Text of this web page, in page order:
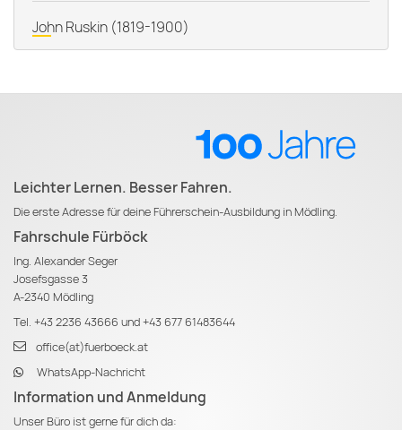
John Ruskin (1819-1900)
Leichter Lernen. Besser Fahren.
Die erste Adresse für deine Führerschein-Ausbildung in Mödling.
Fahrschule Fürböck
Ing. Alexander Seger
Josefsgasse 3
A-2340 Mödling
Tel. +43 2236 43666 und+43 677 61483644
office(at)fuerboeck.at
WhatsApp-Nachricht
Information und Anmeldung
Unser Büro ist gerne für dich da: